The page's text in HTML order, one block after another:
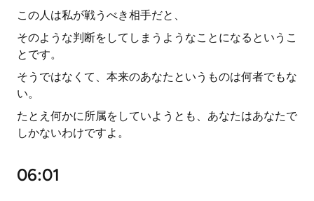
この人は私が戦うべき相手だと、
そのような判断をしてしまうようなことになるというこ
とです。
そうではなくて、本来のあなたというものは何者でもな
い。
たとえ何かに所属をしていようとも、あなたはあなたで
しかないわけですよ。
06:01